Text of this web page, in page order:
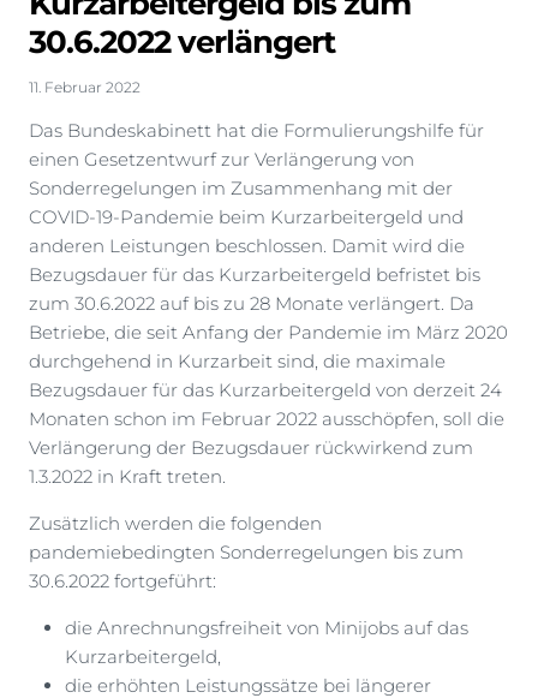
30.6.2022 verlängert
11. Februar 2022
Das Bundeskabinett hat die Formulierungshilfe für
einen Gesetzentwurf zur Verlängerung von
Sonderregelungen im Zusammenhang mit der
COVID-19-Pandemie beim Kurzarbeitergeld und
anderen Leistungen beschlossen. Damit wird die
Bezugsdauer für das Kurzarbeitergeld befristet bis
zum 30.6.2022 auf bis zu 28 Monate verlängert. Da
Betriebe, die seit Anfang der Pandemie im März 2020
durchgehend in Kurzarbeit sind, die maximale
Bezugsdauer für das Kurzarbeitergeld von derzeit 24
Monaten schon im Februar 2022 ausschöpfen, soll die
Verlängerung der Bezugsdauer rückwirkend zum
1.3.2022 in Kraft treten.
Zusätzlich werden die folgenden
pandemiebedingten Sonderregelungen bis zum
30.6.2022 fortgeführt:
die Anrechnungsfreiheit von Minijobs auf das
Kurzarbeitergeld,
die erhöhten Leistungssätze bei längerer